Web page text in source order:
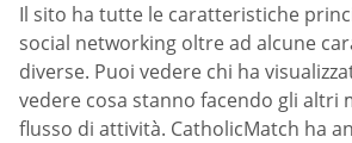
Il sito ha tutte le caratteristiche
social networking oltre ad alcune
diverse. Puoi vedere chi ha
vedere cosa stanno facendo gli altri
flusso di attività. CatholicMatch ha